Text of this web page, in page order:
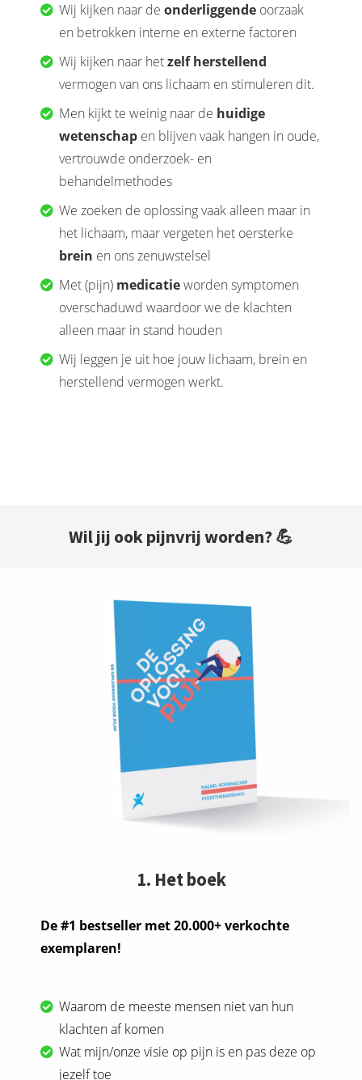
Wij kijken naar deonderliggende oorzaak
en betrokken interne en externe factoren
Wij kijken naar hetzelf herstellend
vermogen van ons lichaam en stimuleren dit.
Men kijkt te weinig naar de huidige
wetenschap en blijven vaak hangen in oude,
vertrouwde onderzoek- en
behandelmethodes
We zoeken de oplossing vaak alleen maar in
het lichaam, maar vergeten het oersterke
brein en ons zenuwstelsel
Met (pijn) medicatieworden symptomen
overschaduwd waardoor we de klachten
alleen maar in stand houden
Wij leggen je uit hoe jouw lichaam, brein en
herstellend vermogen werkt.
Wil jij ookpijnvrijworden? 💪
1. Het boek
De #1 bestseller met 20.000+ verkochte
exemplaren!
Waarom de meeste mensen niet van hun
klachten af komen
Wat mijn/onze visie op pijn is en pas deze op
jezelf toe